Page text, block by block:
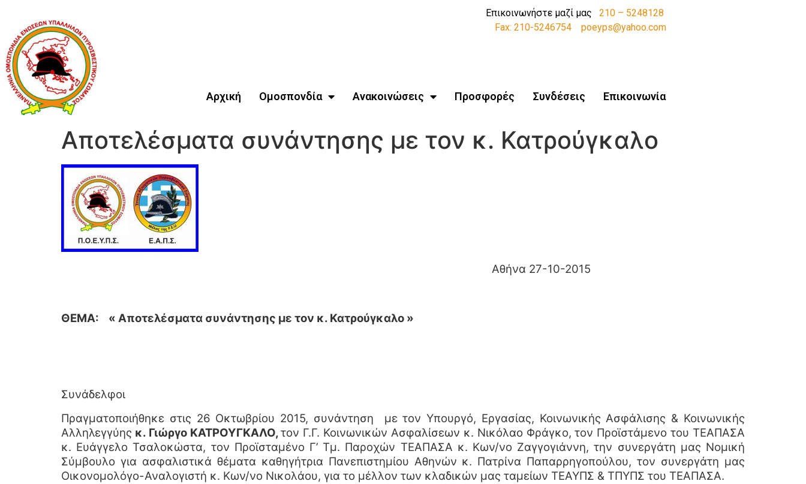
Επικοινωνήστε μαζί μας 210 – 5248128
Fax: 210-5246754
poeyps@yahoo.com
Αρχική Ομοσπονδία Ανακοινώσεις Προσφορές Συνδέσεις Επικοινωνία
Αποτελέσματα συνάντησης με τον κ. Κατρούγκαλο
Αθήνα 27-10-2015
ΘΕΜΑ: « Αποτελέσματα συνάντησης με τον κ. Κατρούγκαλο »
Συνάδελφοι
Πραγματοποιήθηκε στις 26 Οκτωβρίου 2015, συνάντηση με τον Υπουργό, Εργασίας, Κοινωνικής Ασφάλισης & Κοινωνικής
Αλληλεγγύης κ. Γιώργο ΚΑΤΡΟΥΓΚΑΛΟ,τον Γ.Γ. Κοινωνικών Ασφαλίσεων κ. Νικόλαο Φράγκο, τον Προϊστάμενο του ΤΕΑΠΑΣΑ
κ. Ευάγγελο Τσαλοκώστα, τον Προϊσταμένο Γ’ Τμ. Παροχών ΤΕΑΠΑΣΑ κ. Κων/νο Ζαγγογιάννη, την συνεργάτη μας Νομική
Σύμβουλο για ασφαλιστικά θέματα καθηγήτρια Πανεπιστημίου Αθηνών κ. Πατρίνα Παπαρρηγοπούλου, τον συνεργάτη μας
Οικονομολόγο-Αναλογιστή κ. Κων/νο Νικολάου, για το μέλλον των κλαδικών μας ταμείων ΤΕΑΥΠΣ & ΤΠΥΠΣ του ΤΕΑΠΑΣΑ.